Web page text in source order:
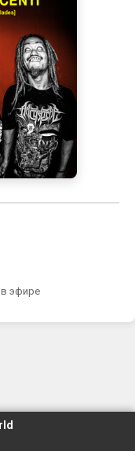
эфире